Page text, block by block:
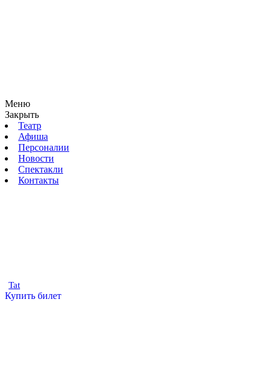
Меню
Закрыть
Театр
Афиша
Персоналии
Новости
Спектакли
Контакты
Tat
Купить билет